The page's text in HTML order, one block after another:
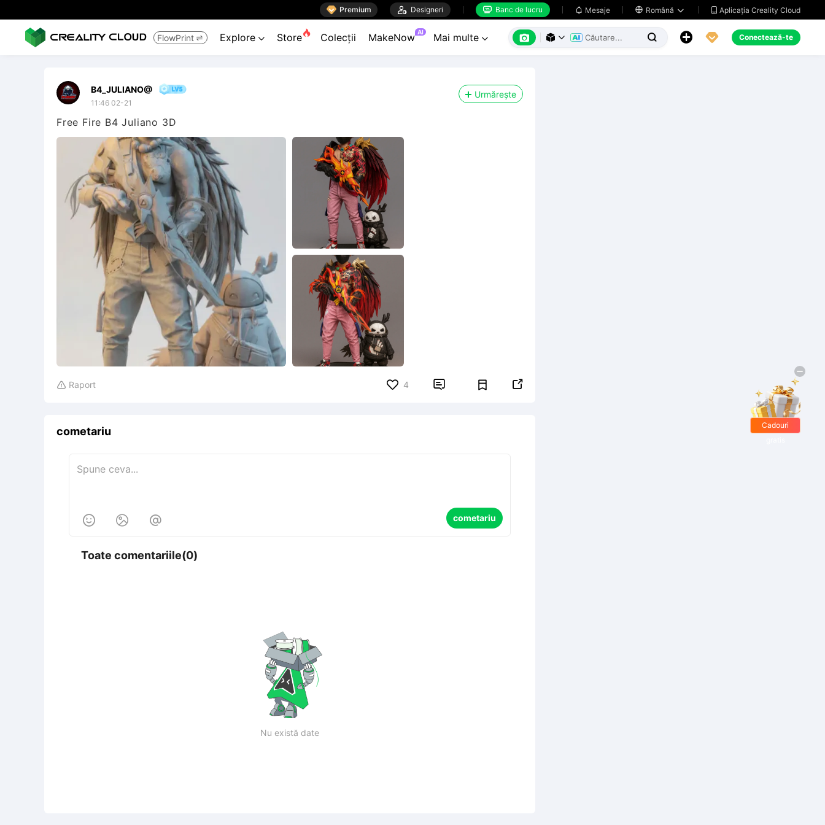
 Premium  Designeri  Banc de lucru  Mesaje  Română   Aplicația Creality Cloud
FlowPrint  Explore  Store Colecții MakeNow AI Mai multe        Conectează-te
B4_JULIANO@
11:46 02-21
Urmărește
Free Fire B4 Juliano 3D
 Raport 4  
cometariu
   cometariu
Toate comentariile(0)
Nu există date
Cadouri